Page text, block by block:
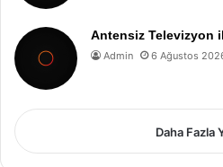
Antensiz Televizyon
Admin 6 Ağustos
Daha Fazla